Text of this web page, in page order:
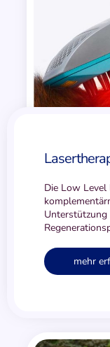
Die Low Level
Unterstützung
mehr